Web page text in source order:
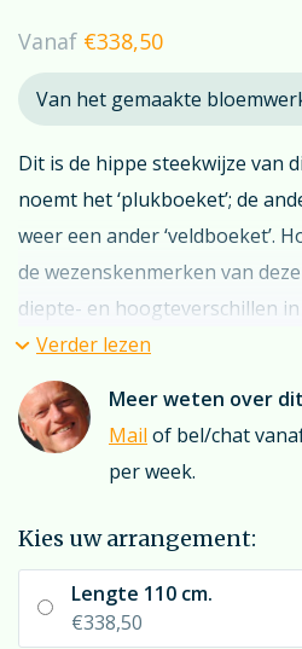
Vanaf €338,50
Van het gemaakte
Dit is de hippe steekwijze van
noemt het ‘plukboeket’; de
weer een ander ‘veldboeket’.
de wezenskenmerken van
diepte- en hoogteverschillen
bloemsoorten in kleine
van groen en het
Vanwege ditverrassingseffect
bloemsoorten om te komen
compositie; daagt u ons uit
Overweegt u een (bedrukt)
aan “fuchsia roze”. U bereikt
Verder lezen
Meer weten over
Mail of bel/chat
per week.
Kies uw arrangement:
Lengte 110 cm.
€338,50